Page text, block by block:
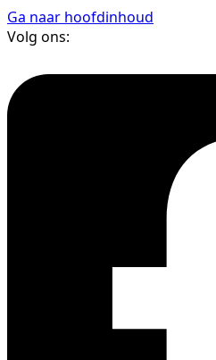
Ga naar hoofdinhoud
Volg ons: